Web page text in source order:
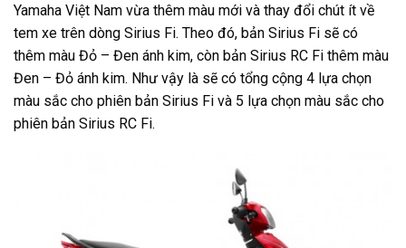
Yamaha Việt Nam vừa thêm màu mới và thay đổi chút ít về
tem xe trên dòng Sirius Fi. Theo đó, bản Sirius Fi sẽ có
thêm màu Đỏ – Đen ánh kim, còn bản Sirius RC Fi thêm màu
Đen – Đỏ ánh kim. Như vậy là sẽ có tổng cộng 4 lựa chọn
màu sắc cho phiên bản Sirius Fi và 5 lựa chọn màu sắc cho
phiên bản Sirius RC Fi.